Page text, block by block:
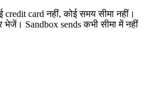
card नहीं, कोई समय सीमा नहीं।
Sandbox sends कभी सीमा में नहीं